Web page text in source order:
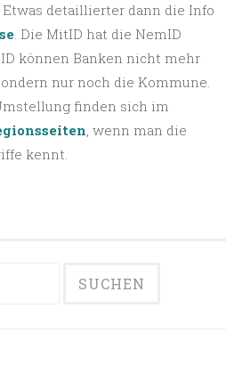
Etwas detaillierter dann die Info
. Die MitID hat die NemID
können Banken nicht mehr
nur noch die Kommune.
finden sich im
, wenn man die
kennt.